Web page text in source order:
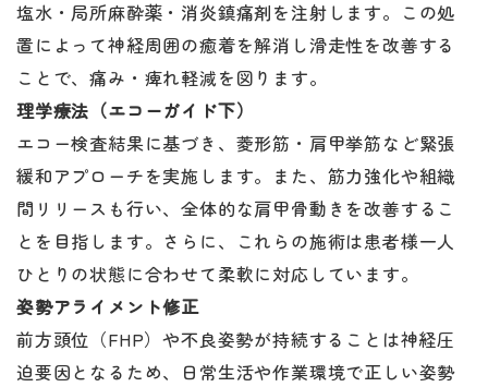
塩水・局所麻酔薬・消炎鎮痛剤を注射します。この処
置によって神経周囲の癒着を解消し滑走性を改善する
ことで、痛み・痺れ軽減を図ります。
理学療法（エコーガイド下）
エコー検査結果に基づき、菱形筋・肩甲挙筋など緊張
緩和アプローチを実施します。また、筋力強化や組織
間リリースも行い、全体的な肩甲骨動きを改善するこ
とを目指します。さらに、これらの施術は患者様一人
ひとりの状態に合わせて柔軟に対応しています。
姿勢アライメント修正
前方頭位（FHP）や不良姿勢が持続することは神経圧
迫要因となるため、日常生活や作業環境で正しい姿勢